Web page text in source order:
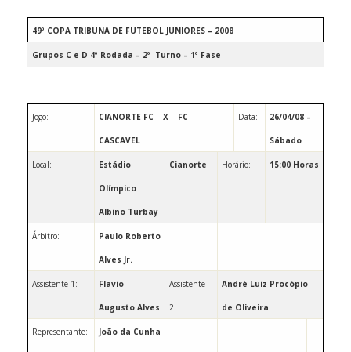
49º COPA TRIBUNA DE FUTEBOL JUNIORES – 2008
Grupos C e D 4º Rodada – 2º Turno – 1º Fase
Jogo: CIANORTE FC X FC
CASCAVEL
Data: 26/04/08 –
Sábado
Local: Estádio
Olímpico
Albino Turbay
Cianorte Horário: 15:00 Horas
Árbitro: Paulo Roberto
Alves Jr.
Assistente 1: Flavio
Augusto Alves
Assistente
2:
André Luiz Procópio
de Oliveira
Representante: João da Cunha